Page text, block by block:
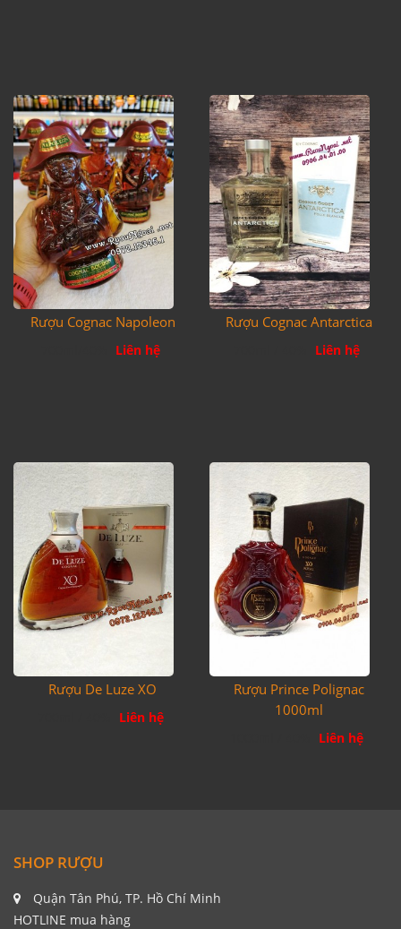
Rượu Cognac Napoleon
Liên hệ
Rượu Cognac Antarctica
Liên hệ
Rượu De Luze XO
Liên hệ
Rượu Prince Polignac
1000ml
Liên hệ
SHOP RƯỢU
Quận Tân Phú, TP. Hồ Chí Minh
HOTLINE mua hàng